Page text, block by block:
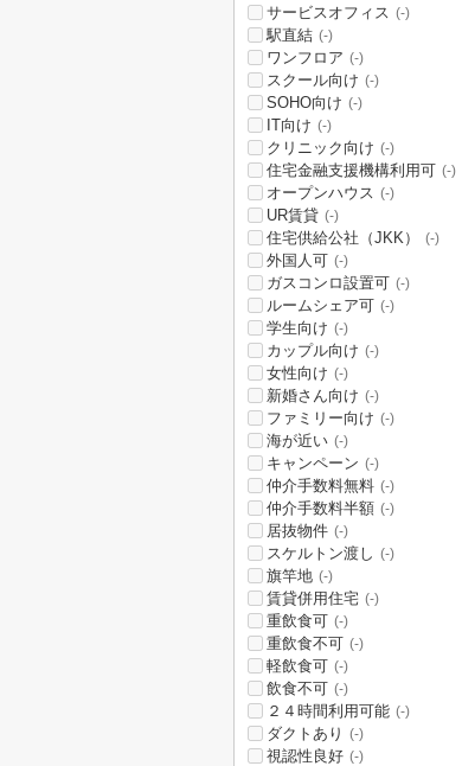
サービスオフィス (-)
駅直結 (-)
ワンフロア (-)
スクール向け (-)
SOHO向け (-)
IT向け (-)
クリニック向け (-)
住宅金融支援機構利用可 (-)
オープンハウス (-)
UR賃貸 (-)
住宅供給公社（JKK） (-)
外国人可 (-)
ガスコンロ設置可 (-)
ルームシェア可 (-)
学生向け (-)
カップル向け (-)
女性向け (-)
新婚さん向け (-)
ファミリー向け (-)
海が近い (-)
キャンペーン (-)
仲介手数料無料 (-)
仲介手数料半額 (-)
居抜物件 (-)
スケルトン渡し (-)
旗竿地 (-)
賃貸併用住宅 (-)
重飲食可 (-)
重飲食不可 (-)
軽飲食可 (-)
飲食不可 (-)
２４時間利用可能 (-)
ダクトあり (-)
視認性良好 (-)